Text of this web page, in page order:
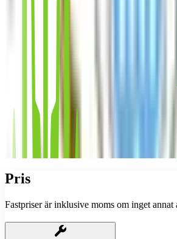
Pris
Fastpriser är inklusive moms om inget annat